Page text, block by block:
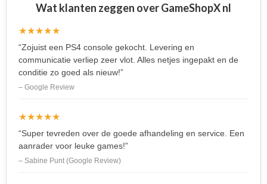
Wat klanten zeggen over GameShopX nl
★★★★★
“Zojuist een PS4 console gekocht. Levering en
communicatie verliep zeer vlot. Alles netjes ingepakt en de
conditie zo goed als nieuw!”
– Google Review
★★★★★
“Super tevreden over de goede afhandeling en service. Een
aanrader voor leuke games!”
– Sabine Punt (Google Review)